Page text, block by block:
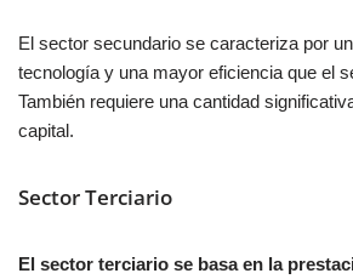
El sector secundario se caracteriza por
tecnología y una mayor eficiencia que el
También requiere una cantidad
capital.
Sector Terciario
El sector terciario se basa en la